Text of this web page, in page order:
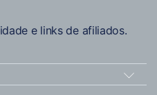
e links de afiliados.